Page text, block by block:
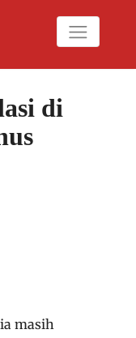
di
masih